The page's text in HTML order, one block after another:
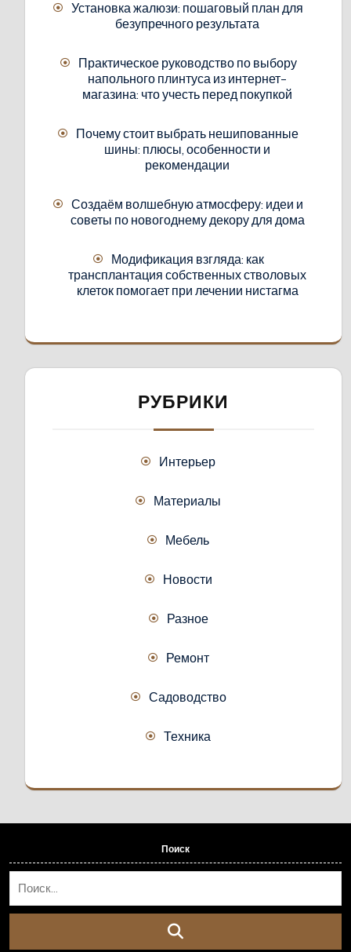
Установка жалюзи: пошаговый план для
безупречного результата
Практическое руководство по выбору
напольного плинтуса из интернет-
магазина: что учесть перед покупкой
Почему стоит выбрать нешипованные
шины: плюсы, особенности и
рекомендации
Создаём волшебную атмосферу: идеи и
советы по новогоднему декору для дома
Модификация взгляда: как
трансплантация собственных стволовых
клеток помогает при лечении нистагма
РУБРИКИ
Интерьер
Материалы
Мебель
Новости
Разное
Ремонт
Садоводство
Техника
Поиск